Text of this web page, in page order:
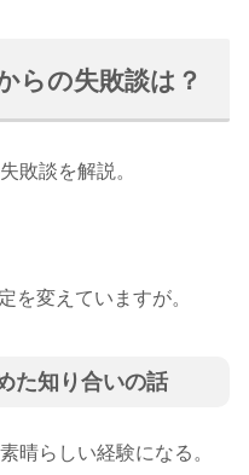
らの失敗談は？
敗談を解説。
を変えていますが。
た知り合いの話
晴らしい経験になる。